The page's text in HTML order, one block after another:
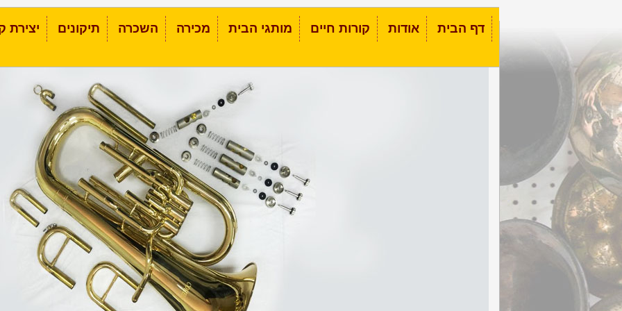
דף הבית אודות קורות חיים מותגי הבית מכירה השכרה תיקונים יצירת